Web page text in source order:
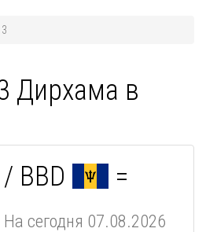
3
Дирхама в
/ BBD
=
На сегодня 07.08.2026